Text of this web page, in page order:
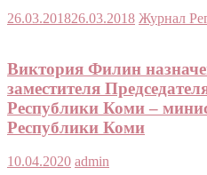
26.03.201826.03.2018 Журнал
Виктория Филин
заместителя
Республики Коми –
Республики Коми
10.04.2020 admin